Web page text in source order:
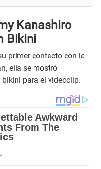
Kanashiro
Bikini
primer contacto con la
ella se mostró
para el videoclip.